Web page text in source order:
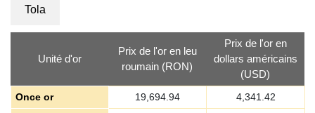
Tola
Unité d'or
Prix de l'or en leu
roumain (RON)
Prix de l'or en
dollars américains
(USD)
Once or 19,694.94
4,341.42